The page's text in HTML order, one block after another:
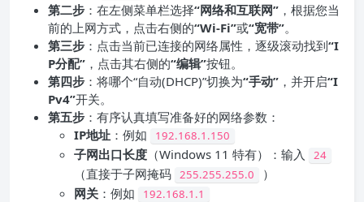
第二步 ：在左侧菜单栏选择“网络和互联网” ，根据您当
前的上网方式，点击右侧的“Wi-Fi”或“宽带”。
第三步 ：点击当前已连接的网络属性，逐级滚动找到“I
P分配” ，点击其右侧的“编辑”按钮。
第四步 ：将哪个“自动(DHCP)”切换为“手动” ，并开启“I
Pv4”开关。
第五步 ：有序认真填写准备好的网络参数：
IP地址 ：例如 192.168.1.150
子网出口长度 （Windows 11 特有）：输入 24
（直接于子网掩码 255.255.255.0
）
网关 ：例如 192.168.1.1